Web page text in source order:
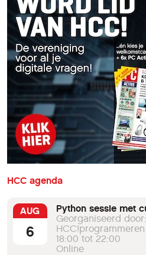
HCC agenda
AUG
6
Python sessie met
Georganiseerd door:
HCC!programmeren
18:00 tot 22:00
Online